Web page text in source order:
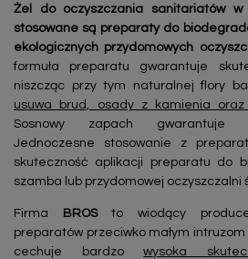
Żel do oczyszczania sanitariatów
stosowane są preparaty do
ekologicznych przydomowych
formuła preparatu gwarantuje
niszcząc przy tym naturalnej flory
usuwa brud, osady z kamienia oraz
Sosnowy zapach gwarantuje
Jednoczesne stosowanie z
skuteczność aplikacji preparatu do
szamba lub przydomowej oczyszczalni
Firma BROSto wiodący
preparatów przeciwko małym
cechuje bardzowysoka